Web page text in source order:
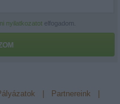
nyilatkozatot elfogadom.
Partnereink